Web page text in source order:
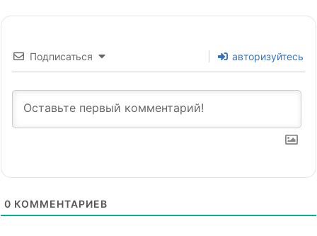
Подписаться авторизуйтесь
0 КОММЕНТАРИЕВ